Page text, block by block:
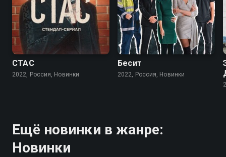
СТАС
2022, Россия, Новинки
Бесит
2022, Россия, Новинки
Ещё новинки в жанре:
Новинки